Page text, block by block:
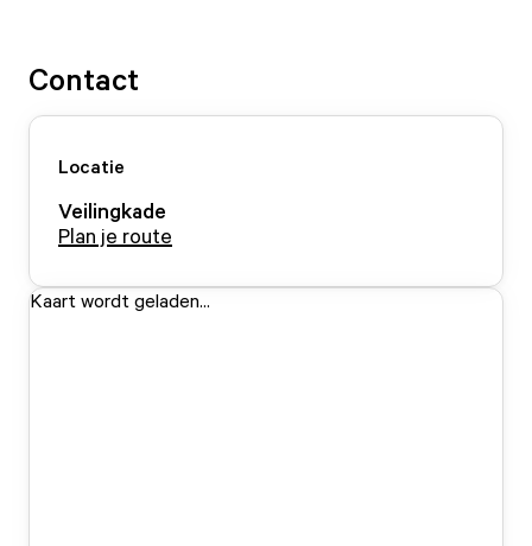
Contact
Locatie
Veilingkade
Plan je route
Kaart wordt geladen...